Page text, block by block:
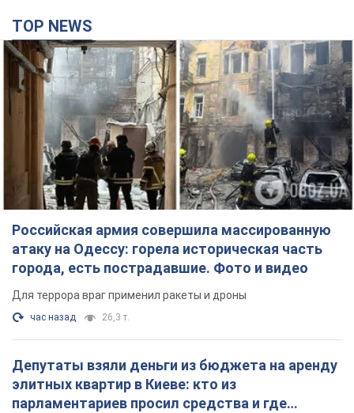
TOP NEWS
Российская армия совершила массированную
атаку на Одессу: горела историческая часть
города, есть пострадавшие. Фото и видео
Для террора враг применил ракеты и дроны
час назад 26,3 т.
Депутаты взяли деньги из бюджета на аренду
элитных квартир в Киеве: кто из
парламентариев просил средства и где